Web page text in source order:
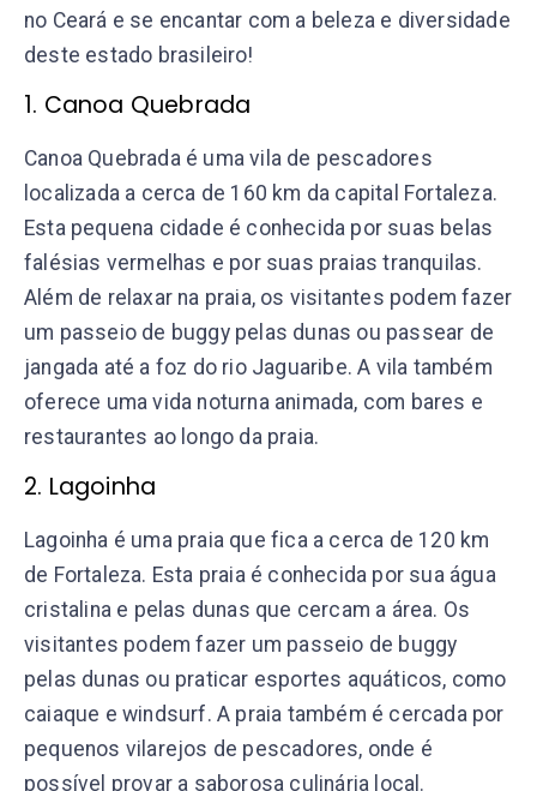
no Ceará e se encantar com a beleza e diversidade
deste estado brasileiro!
1. Canoa Quebrada
Canoa Quebrada é uma vila de pescadores
localizada a cerca de 160 km da capital Fortaleza.
Esta pequena cidade é conhecida por suas belas
falésias vermelhas e por suas praias tranquilas.
Além de relaxar na praia, os visitantes podem fazer
um passeio de buggy pelas dunas ou passear de
jangada até a foz do rio Jaguaribe. A vila também
oferece uma vida noturna animada, com bares e
restaurantes ao longo da praia.
2. Lagoinha
Lagoinha é uma praia que fica a cerca de 120 km
de Fortaleza. Esta praia é conhecida por sua água
cristalina e pelas dunas que cercam a área. Os
visitantes podem fazer um passeio de buggy
pelas dunas ou praticar esportes aquáticos, como
caiaque e windsurf. A praia também é cercada por
pequenos vilarejos de pescadores, onde é
possível provar a saborosa culinária local.